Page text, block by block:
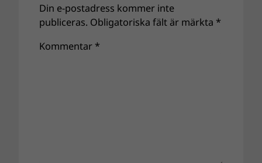
Din e-postadress kommer inte
publiceras. Obligatoriska fält är märkta *
Kommentar *